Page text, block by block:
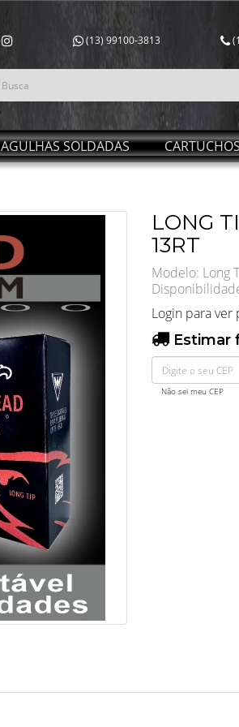
(13) 99100-3813
AGULHAS SOLDADAS
LONG
13RT
Modelo: Long
Login para ver
Estimar
Não sei meu CEP